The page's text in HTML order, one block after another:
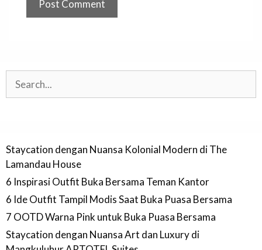
Staycation dengan Nuansa Kolonial Modern di The
Lamandau House
6 Inspirasi Outfit Buka Bersama Teman Kantor
6 Ide Outfit Tampil Modis Saat Buka Puasa Bersama
7 OOTD Warna Pink untuk Buka Puasa Bersama
Staycation dengan Nuansa Art dan Luxury di